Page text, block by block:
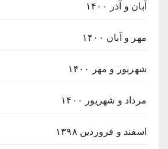
آبان و آذر ۱۴۰۰
مهر و آبان ۱۴۰۰
شهریور و مهر ۱۴۰۰
مرداد و شهریور ۱۴۰۰
اسفند و فروردین ۱۳۹۸